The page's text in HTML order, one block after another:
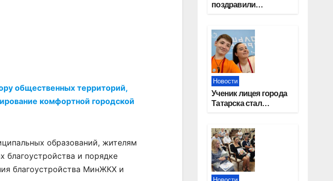
общественных территорий,
комфортной городской
образований, жителям
благоустройства и порядке
благоустройства МинЖКХ и
поздравили
отрасли
Новости
Ученик лицея города
Татарска стал